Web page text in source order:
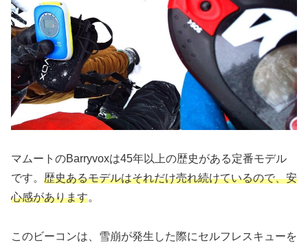
マムートのBarryvoxは45年以上の歴史がある定番モデル
です。 歴史あるモデルはそれだけ売れ続けているので、安
心感があります。
このビーコンは、雪崩が発生した際にセルフレスキューを